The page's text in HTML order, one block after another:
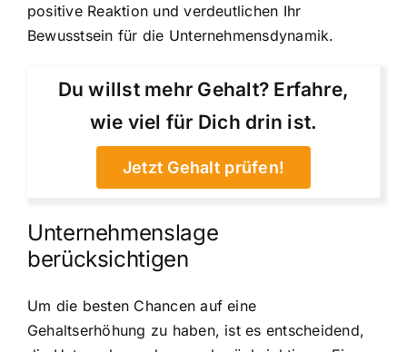
positive Reaktion und verdeutlichen Ihr
Bewusstsein für die Unternehmensdynamik.
Du willst mehr Gehalt? Erfahre,
wie viel für Dich drin ist.
Jetzt Gehalt prüfen!
Unternehmenslage
berücksichtigen
Um die besten Chancen auf eine
Gehaltserhöhung zu haben, ist es entscheidend,